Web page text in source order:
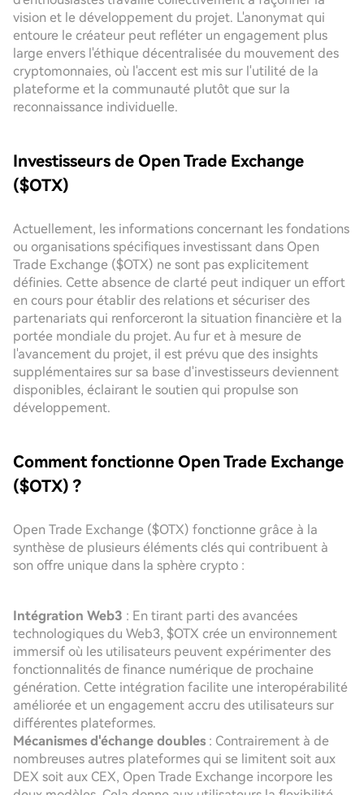
vision et le développement du projet. L'anonymat qui
entoure le créateur peut refléter un engagement plus
large envers l'éthique décentralisée du mouvement des
cryptomonnaies, où l'accent est mis sur l'utilité de la
plateforme et la communauté plutôt que sur la
reconnaissance individuelle.
Investisseurs de Open Trade Exchange
($OTX)
Actuellement, les informations concernant les fondations
ou organisations spécifiques investissant dans Open
Trade Exchange ($OTX) ne sont pas explicitement
définies. Cette absence de clarté peut indiquer un effort
en cours pour établir des relations et sécuriser des
partenariats qui renforceront la situation financière et la
portée mondiale du projet. Au fur et à mesure de
l'avancement du projet, il est prévu que des insights
supplémentaires sur sa base d'investisseurs deviennent
disponibles, éclairant le soutien qui propulse son
développement.
Comment fonctionne Open Trade Exchange
($OTX) ?
Open Trade Exchange ($OTX) fonctionne grâce à la
synthèse de plusieurs éléments clés qui contribuent à
son offre unique dans la sphère crypto :
Intégration Web3 : En tirant parti des avancées
technologiques du Web3, $OTX crée un environnement
immersif où les utilisateurs peuvent expérimenter des
fonctionnalités de finance numérique de prochaine
génération. Cette intégration facilite une interopérabilité
améliorée et un engagement accru des utilisateurs sur
différentes plateformes.
Mécanismes d'échange doubles : Contrairement à de
nombreuses autres plateformes qui se limitent soit aux
DEX soit aux CEX, Open Trade Exchange incorpore les